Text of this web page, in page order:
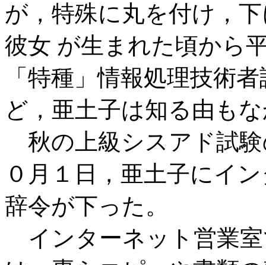
が，特殊に丸を付け，
彼女 が生まれた頃から
「特種」情報処理技術
ど，亜土子は知る由も
秋の上級シスアド試
０月１日，亜土子にイ
辞令が下った。
インターネット営業